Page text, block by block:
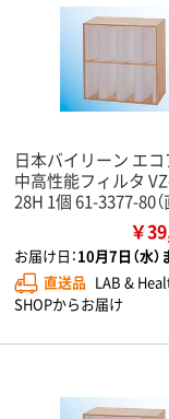
日本バイリーン エ
中高性能フィルタ
28H 1個 61-3377-80（
￥
お届け日：10月7日（水）
直送品 LAB &
SHOPからお届け